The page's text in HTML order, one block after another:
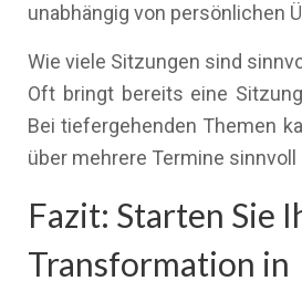
unabhängig von persönlichen
Wie viele Sitzungen sind
Oft bringt bereits eine
Bei tiefergehenden Themen
über mehrere Termine sinnvoll
Fazit: Starten Sie
Transformation in